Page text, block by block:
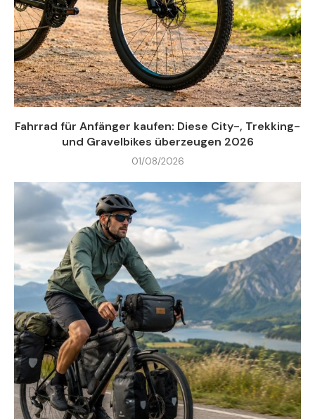
Fahrrad für Anfänger kaufen: Diese City-, Trekking-
und Gravelbikes überzeugen 2026
01/08/2026